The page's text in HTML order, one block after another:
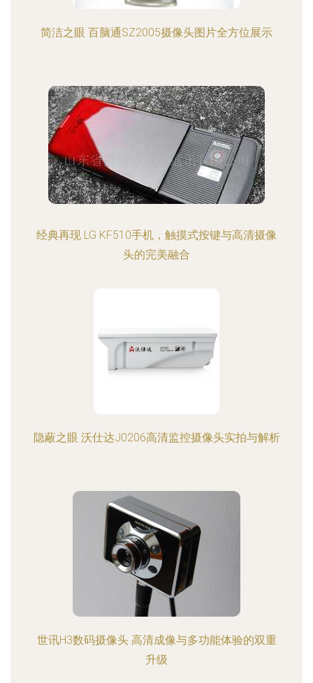
简洁之眼 百脑通SZ2005摄像头图片全方位展示
经典再现 LG KF510手机，触摸式按键与高清摄像
头的完美融合
隐蔽之眼 沃仕达J0206高清监控摄像头实拍与解析
世讯H3数码摄像头 高清成像与多功能体验的双重
升级